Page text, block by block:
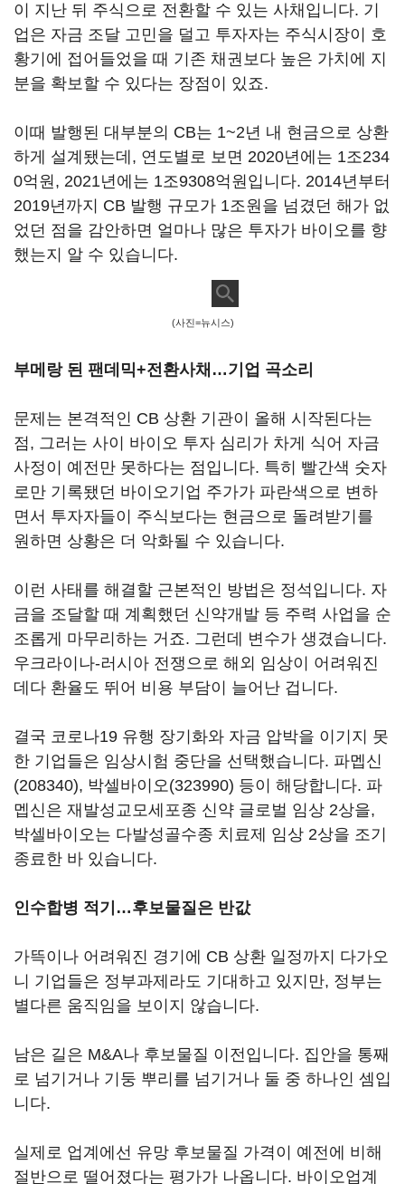
이 지난 뒤 주식으로 전환할 수 있는 사채입니다. 기
업은 자금 조달 고민을 덜고 투자자는 주식시장이 호
황기에 접어들었을 때 기존 채권보다 높은 가치에 지
분을 확보할 수 있다는 장점이 있죠.
이때 발행된 대부분의 CB는 1~2년 내 현금으로 상환
하게 설계됐는데, 연도별로 보면 2020년에는 1조234
0억원, 2021년에는 1조9308억원입니다. 2014년부터
2019년까지 CB 발행 규모가 1조원을 넘겼던 해가 없
었던 점을 감안하면 얼마나 많은 투자가 바이오를 향
했는지 알 수 있습니다.
(사진=뉴시스)
부메랑 된 팬데믹+전환사채…기업 곡소리
문제는 본격적인 CB 상환 기관이 올해 시작된다는
점, 그러는 사이 바이오 투자 심리가 차게 식어 자금
사정이 예전만 못하다는 점입니다. 특히 빨간색 숫자
로만 기록됐던 바이오기업 주가가 파란색으로 변하
면서 투자자들이 주식보다는 현금으로 돌려받기를
원하면 상황은 더 악화될 수 있습니다.
이런 사태를 해결할 근본적인 방법은 정석입니다. 자
금을 조달할 때 계획했던 신약개발 등 주력 사업을 순
조롭게 마무리하는 거죠. 그런데 변수가 생겼습니다.
우크라이나-러시아 전쟁으로 해외 임상이 어려워진
데다 환율도 뛰어 비용 부담이 늘어난 겁니다.
결국 코로나19 유행 장기화와 자금 압박을 이기지 못
한 기업들은 임상시험 중단을 선택했습니다. 파멥신
(208340), 박셀바이오(323990) 등이 해당합니다. 파
멥신은 재발성교모세포종 신약 글로벌 임상 2상을,
박셀바이오는 다발성골수종 치료제 임상 2상을 조기
종료한 바 있습니다.
인수합병 적기…후보물질은 반값
가뜩이나 어려워진 경기에 CB 상환 일정까지 다가오
니 기업들은 정부과제라도 기대하고 있지만, 정부는
별다른 움직임을 보이지 않습니다.
남은 길은 M&A나 후보물질 이전입니다. 집안을 통째
로 넘기거나 기둥 뿌리를 넘기거나 둘 중 하나인 셈입
니다.
실제로 업계에선 유망 후보물질 가격이 예전에 비해
절반으로 떨어졌다는 평가가 나옵니다. 바이오업계